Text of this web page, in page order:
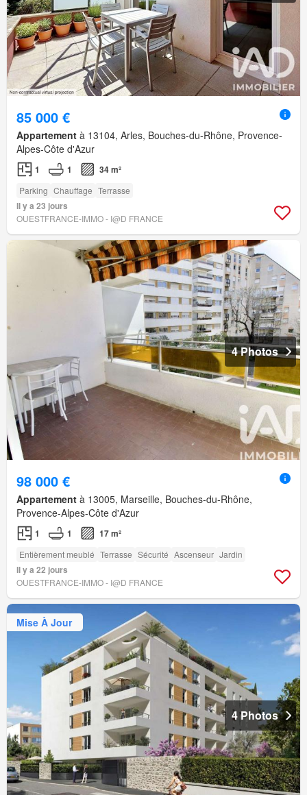
85 000 €
Appartement à 13104, Arles, Bouches-du-Rhône, Provence-
Alpes-Côte d'Azur
1 1 34 m²
Parking Chauffage Terrasse
Il y a 23 jours
OUESTFRANCE-IMMO - I@D FRANCE
4 Photos
98 000 €
Appartement à 13005, Marseille, Bouches-du-Rhône,
Provence-Alpes-Côte d'Azur
1 1 17 m²
Entièrement meublé Terrasse Sécurité Ascenseur Jardin
Il y a 22 jours
OUESTFRANCE-IMMO - I@D FRANCE
Mise À Jour
4 Photos